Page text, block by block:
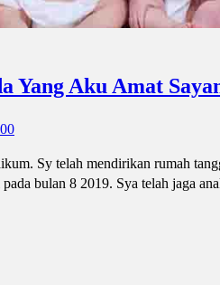
Yang Aku Amat
0
Sy telah mendirikan rumah
bulan 8 2019. Sya telah jaga